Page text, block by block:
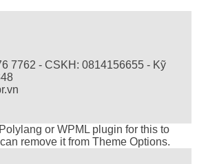
7762 - CSKH: 0814156655 - Kỹ
or WPML plugin for this to
remove it from Theme Options.